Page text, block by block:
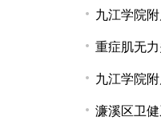
九江学院
重症肌无
九江学院
濂溪区卫